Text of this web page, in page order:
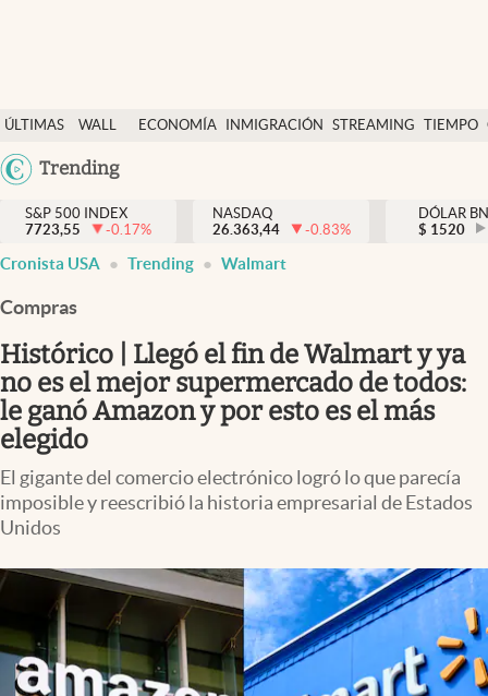
ÚLTIMAS
NOTICIAS
WALL
DÓLAR
ECONOMÍA INMIGRACIÓN STREAMING TIEMPO
México
Trending
Finanzas y economía
Wall Street y dólar
Inmigración
Espiritual
Streaming
PC y mobile
Lifestyle
S&P 500 INDEX
7723,55
-0.17%
NASDAQ
26.363,44
-0.83%
DÓLAR
$ 1520
Cronista USA Trending Walmart
Compras
Histórico | Llegó el fin de Walmart y ya
no es el mejor supermercado de todos:
le ganó Amazon y por esto es el más
elegido
El gigante del comercio electrónico logró lo que parecía
imposible y reescribió la historia empresarial de Estados
Unidos